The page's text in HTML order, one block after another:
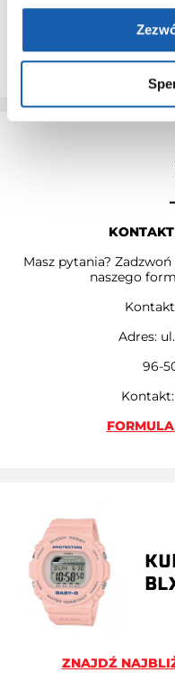
Przedłużenie gwarancji
Masz pytania?
naszego
Adres:
96-
ZNAJDŹ